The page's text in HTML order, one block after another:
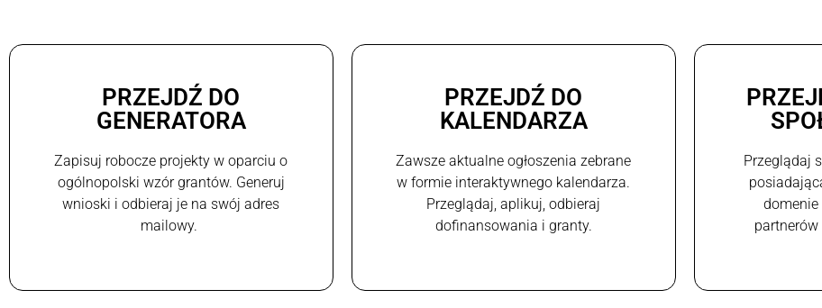
PRZEJDŹ DO
GENERATORA
Zapisuj robocze projekty w oparciu o
ogólnopolski wzór grantów. Generuj
wnioski i odbieraj je na swój adres
mailowy.
PRZEJDŹ DO
KALENDARZA
Zawsze aktualne ogłoszenia zebrane
w formie interaktywnego kalendarza.
Przeglądaj, aplikuj, odbieraj
dofinansowania i granty.
Przeglądaj